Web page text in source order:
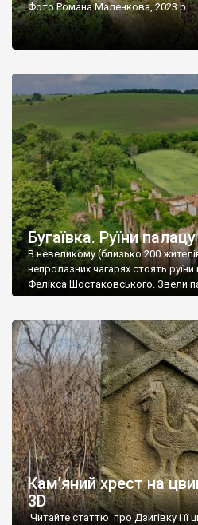
Фото Романа Маленкова, 2023 р.
Бугаївка. Руїни
В невеликому (близько 200
непролазних чагарях стоять
Фелікса Шостаковського. Звели
радянський період у ньому
століття тут розмістили
палацу виїхала лікарня – ми
Кам’яний хрест на
3D
Читайте статтю про Дзигівку і її